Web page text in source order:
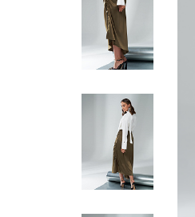
Кардиганы
Футболки
Комбинезоны
Шорты
Аксессуары